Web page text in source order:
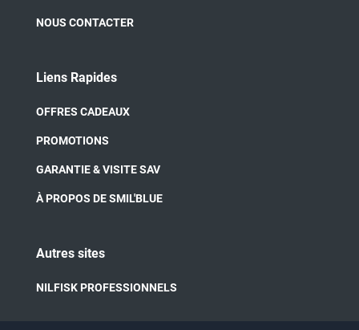
NOUS CONTACTER
Liens Rapides
OFFRES CADEAUX
PROMOTIONS
GARANTIE & VISITE SAV
À PROPOS DE SMIL'BLUE
Autres sites
NILFISK PROFESSIONNELS